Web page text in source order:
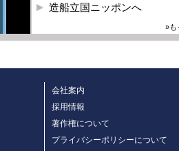
造船立国ニッポンへ
»も
会社案内
採用情報
著作権について
プライバシーポリシーについて